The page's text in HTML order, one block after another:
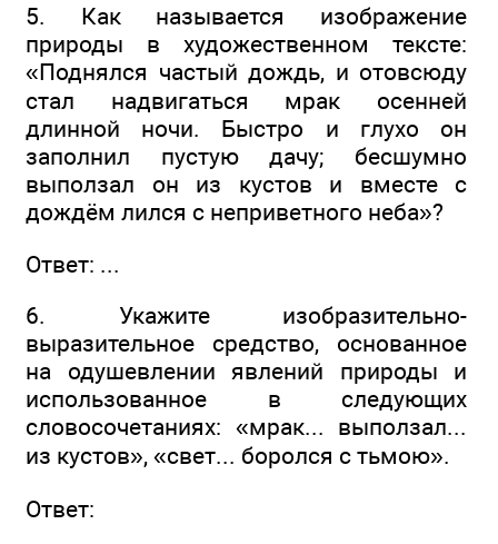
5. Как называется изображение
природы в художественном тексте:
«Поднялся частый дождь, и отовсюду
стал надвигаться мрак осенней
длинной ночи. Быстро и глухо он
заполнил пустую дачу; бесшумно
выползал он из кустов и вместе с
дождём лился с неприветного неба»?
Ответ: ...
6. Укажите изобразительно-
выразительное средство, основанное
на одушевлении явлений природы и
использованное в следующих
словосочетаниях: «мрак... выползал...
из кустов», «свет... боролся с тьмою».
Ответ: